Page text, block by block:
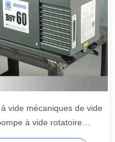
vide mécaniques de vide
à vide rotatoire
le laboratoire